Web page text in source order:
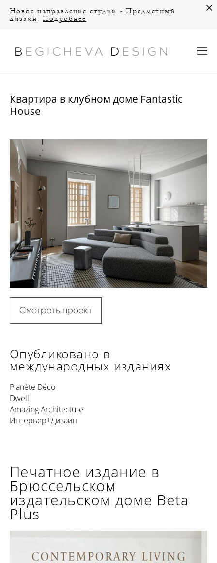
Новое направление студии - Предметный
дизайн. Подробнее
Квартира в клубном доме Fantastic
House
Смотреть проект
Опубликовано в
международных изданиях
Planète Déco
Dwell
Amazing Architecture
Интерьер+Дизайн
Печатное издание в
Брюссельском
издательском доме Beta
Plus